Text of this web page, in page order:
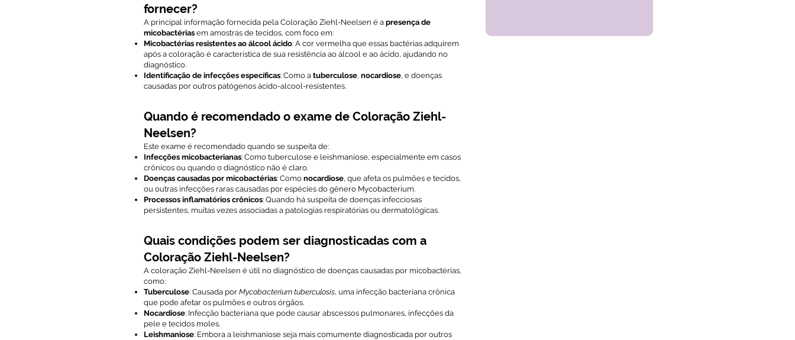
fornecer?
A principal informação fornecida pela Coloração Ziehl-Neelsen é a presença de
micobactérias em amostras de tecidos, com foco em:
Micobactérias resistentes ao álcool ácido: A cor vermelha que essas bactérias adquirem
após a coloração é característica de sua resistência ao álcool e ao ácido, ajudando no
diagnóstico.
Identificação de infecções específicas: Como a tuberculose, nocardiose, e doenças
causadas por outros patógenos ácido-alcool-resistentes.
Quando é recomendado o exame de Coloração Ziehl-
Neelsen?
Este exame é recomendado quando se suspeita de:
Infecções micobacterianas: Como tuberculose e leishmaniose, especialmente em casos
crônicos ou quando o diagnóstico não é claro.
Doenças causadas por micobactérias: Como nocardiose, que afeta os pulmões e tecidos,
ou outras infecções raras causadas por espécies do gênero Mycobacterium.
Processos inflamatórios crônicos: Quando há suspeita de doenças infecciosas
persistentes, muitas vezes associadas a patologias respiratórias ou dermatológicas.
Quais condições podem ser diagnosticadas com a
Coloração Ziehl-Neelsen?
A coloração Ziehl-Neelsen é útil no diagnóstico de doenças causadas por micobactérias,
como:
Tuberculose: Causada por Mycobacterium tuberculosis, uma infecção bacteriana crônica
que pode afetar os pulmões e outros órgãos.
Nocardiose: Infecção bacteriana que pode causar abscessos pulmonares, infecções da
pele e tecidos moles.
Leishmaniose: Embora a leishmaniose seja mais comumente diagnosticada por outros